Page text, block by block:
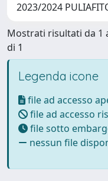
2023/2024
Mostrati risultati da 1
di 1
Legenda icone
file ad accesso
file ad accesso
file sotto
nessun file